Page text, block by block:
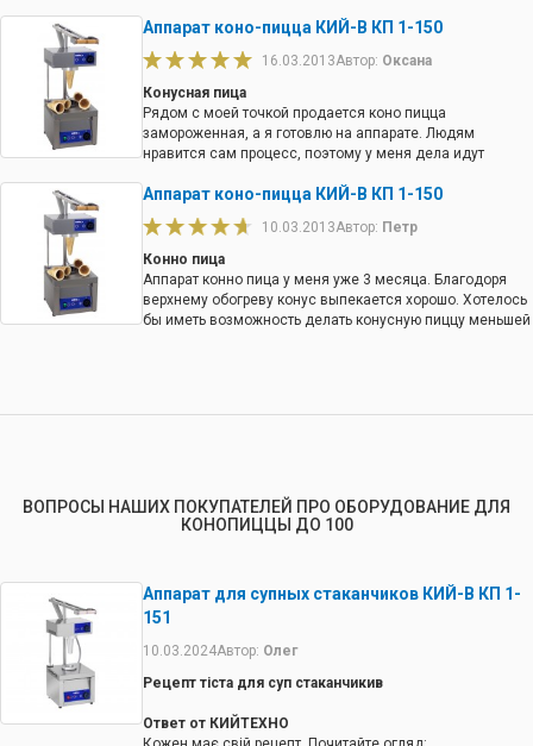
Аппарат коно-пицца КИЙ-В КП 1-150
16.03.2013Автор: Оксана
Конусная пица
Рядом с моей точкой продается коно пицца
замороженная, а я готовлю на аппарате. Людям
нравится сам процесс, поэтому у меня дела идут
Аппарат коно-пицца КИЙ-В КП 1-150
10.03.2013Автор: Петр
Конно пица
Аппарат конно пица у меня уже 3 месяца. Благодоря
верхнему обогреву конус выпекается хорошо. Хотелось
бы иметь возможность делать конусную пиццу меньшей
ВОПРОСЫ НАШИХ ПОКУПАТЕЛЕЙ ПРО ОБОРУДОВАНИЕ ДЛЯ
КОНОПИЦЦЫ ДО 100
Аппарат для супных стаканчиков КИЙ-В КП 1-
151
10.03.2024Автор: Олег
Рецепт тіста для суп стаканчикив
Ответ от КИЙТЕХНО